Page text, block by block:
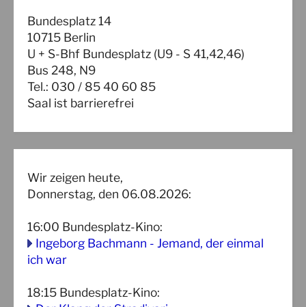
Bundesplatz 14
10715 Berlin
U + S-Bhf Bundesplatz (U9 - S 41,42,46)
Bus 248, N9
Tel.: 030 / 85 40 60 85
Saal ist barrierefrei
Wir zeigen heute,
Donnerstag, den 06.08.2026:
16:00 Bundesplatz-Kino:
Ingeborg Bachmann - Jemand, der einmal
ich war
18:15 Bundesplatz-Kino: